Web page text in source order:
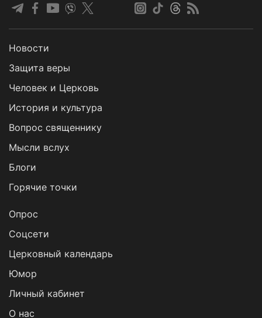
Новости
Защита веры
Человек и Церковь
История и культура
Вопрос священнику
Мысли вслух
Блоги
Горячие точки
Опрос
Cоцсети
Церковный календарь
Юмор
Личный кабинет
О нас